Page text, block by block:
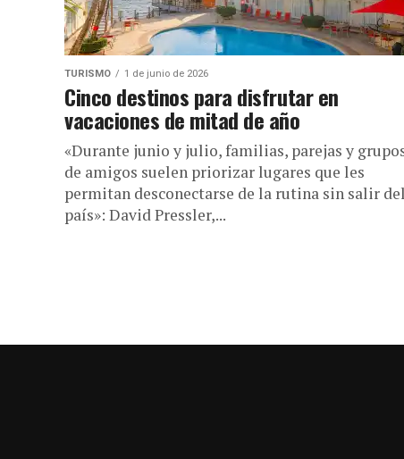
TURISMO 1 de junio de 2026
Cinco destinos para disfrutar en
vacaciones de mitad de año
«Durante junio y julio, familias, parejas y
de amigos suelen priorizar lugares que les
permitan desconectarse de la rutina sin salir del
país»: David Pressler,...